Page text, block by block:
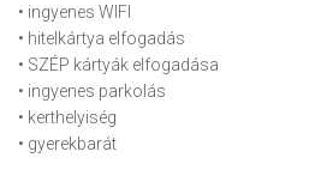
• ingyenes WIFI
• hitelkártya elfogadás
• SZÉP kártyák elfogadása
• ingyenes parkolás
• kerthelyiség
• gyerekbarát